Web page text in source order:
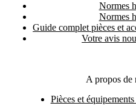
Normes
Normes
Guide complet pièces et
Votre avis
A propos de
Pièces et